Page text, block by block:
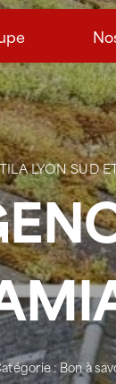
LYON SUD
:Bon à